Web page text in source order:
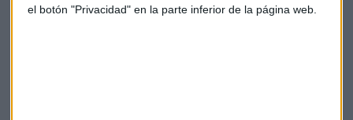
el botón "Privacidad" en la parte inferior de la página web.